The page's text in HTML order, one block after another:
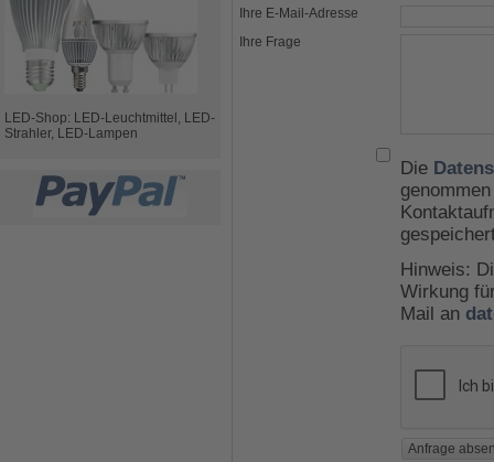
LED-Shop: LED-Leuchtmittel, LED-
Strahler, LED-Lampen
Ihre E-Mail-Adresse
Ihre Frage
Die
Hinweis:
Wirkung
Mail an